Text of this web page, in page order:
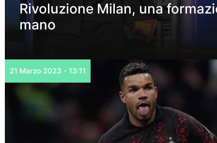
Rivoluzione Milan, una
mano
21 Marzo 2023 - 13:11